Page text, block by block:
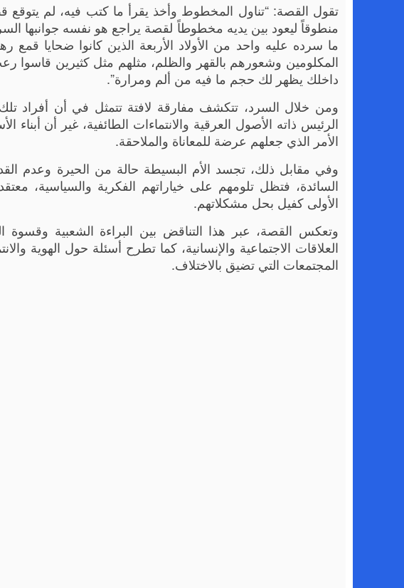
تقول القصة: “تناول المخطوط وأخذ يقرأ ما كتب فيه، لم
منطوقاً ليعود بين يديه مخطوطاً لقصة يراجع هو نفسه جوانبها
ما سرده عليه واحد من الأولاد الأربعة الذين كانوا ضحايا
المكلومين وشعورهم بالقهر والظلم، مثلهم مثل كثيرين
داخلك يظهر لك حجم ما فيه من ألم ومرارة”.
ومن خلال السرد، تتكشف مفارقة لافتة تتمثل في أن أفراد
الرئيس ذاته الأصول العرقية والانتماءات الطائفية، غير أن أبناء
الأمر الذي جعلهم عرضة للمعاناة والملاحقة.
وفي مقابل ذلك، تجسد الأم البسيطة حالة من الحيرة وعدم
السائدة، فتظل تلومهم على خياراتهم الفكرية والسياسية،
الأولى كفيل بحل مشكلاتهم.
وتعكس القصة، عبر هذا التناقض بين البراءة الشعبية وقسوة
العلاقات الاجتماعية والإنسانية، كما تطرح أسئلة حول الهوية
المجتمعات التي تضيق بالاختلاف.